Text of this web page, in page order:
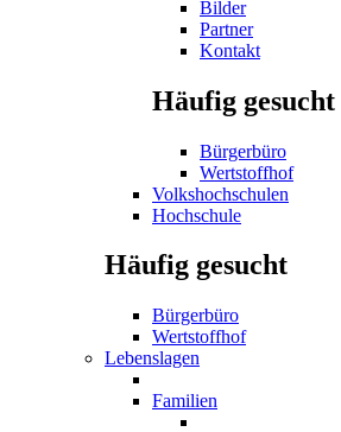
Bilder
Partner
Kontakt
Häufig gesucht
Bürgerbüro
Wertstoffhof
Volkshochschulen
Hochschule
Häufig gesucht
Bürgerbüro
Wertstoffhof
Lebenslagen
Familien